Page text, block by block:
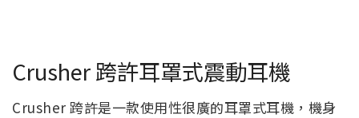
Crusher 跨許耳罩式震動耳機
Crusher 跨許是一款使用性很廣的耳罩式耳機，機身